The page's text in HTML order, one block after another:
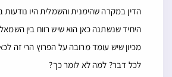
הדין במקרה שהימנית והשמלית היו
היחיד שנשתנה כאן הוא שיש רווח בין
מכיון שיש עומד מרובה על הפרוץ הרי זה
לכל דבר? למה לא לומר כך?